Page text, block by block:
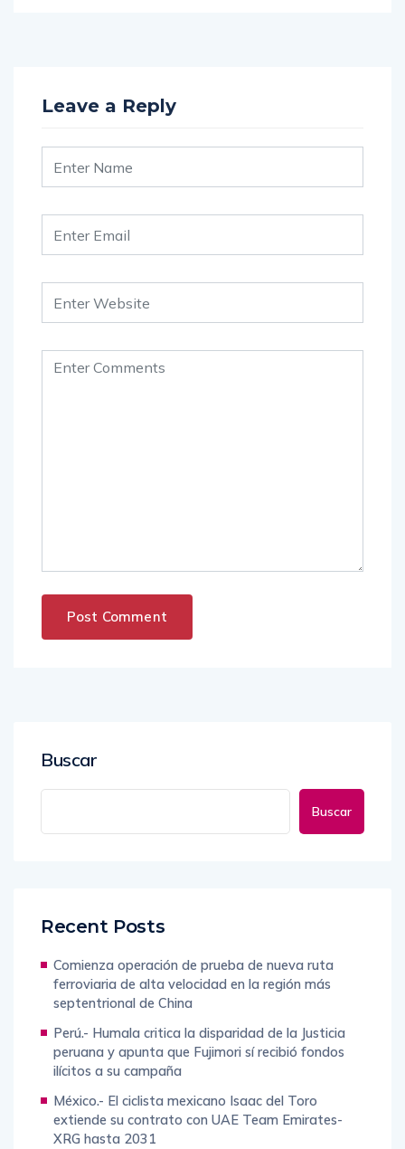
Leave a Reply
Buscar
Buscar
Recent Posts
Comienza operación de prueba de nueva ruta
ferroviaria de alta velocidad en la región más
septentrional de China
Perú.- Humala critica la disparidad de la Justicia
peruana y apunta que Fujimori sí recibió fondos
ilícitos a su campaña
México.- El ciclista mexicano Isaac del Toro
extiende su contrato con UAE Team Emirates-
XRG hasta 2031